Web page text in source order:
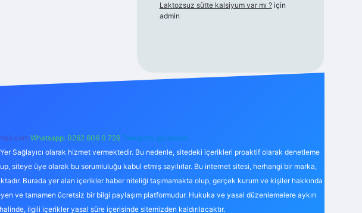
Laktozsuz sütte kalsiyum var mı ?için
admin
Whatsapp: 0262 606 0 726 Telegram: @karabul
Sağlayıcı olarak hizmet vermektedir. Bu nedenle, sitedeki içerikleri proaktif olarak denetleme
siteye üye olarak bu sorumluluğu kabul etmiş sayılırlar. Bu internet sitesi, herhangi bir marka,
Burada yer alan içerikler haber niteliği taşımamakta olup, gerçek kurum ve kişiler hakkında
ve tamamen ücretsiz bir bilgi paylaşım platformudur. Hukuka ve yasal düzenlemelere aykırı
ilgili içerikler yasal süre içerisinde sitemizden kaldırılacaktır.